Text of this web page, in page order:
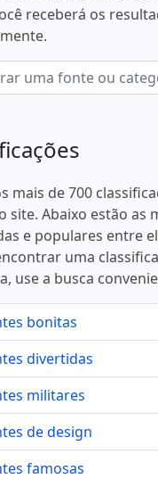
receberá os
mais de 700
site. Abaixo estão as
e populares entre
uma
use a busca
bonitas
divertidas
militares
de design
famosas